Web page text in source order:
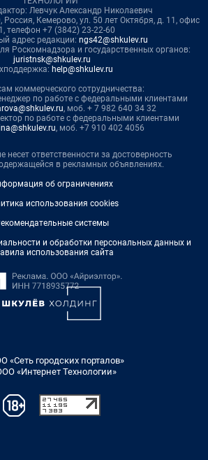
Левчук Александр Николаевич
Россия, Кемерово, ул. 50 лет Октября, д. 11, офис
телефон +7 (3842) 23-22-60
адрес редакции: ngs42@shkulev.ru
Роскомнадзора и государственных органов:
juristnsk@shkulev.ru
help@shkulev.ru
коммерческого сотрудничества:
по работе с федеральными клиентами
, моб. + 7 982 640 34 32
по работе с федеральными клиентами
, моб. +7 910 402 4056
несет ответственности за достоверность
в рекламных объявлениях.
об ограничениях
использования cookies
системы
и обработки персональных данных и
использования сайта
«Сеть городских порталов»
«Интернет Технологии»